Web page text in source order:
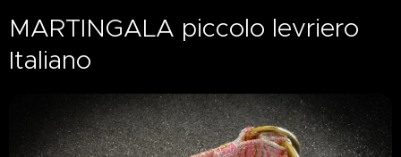
MARTINGALA piccolo levriero
Italiano